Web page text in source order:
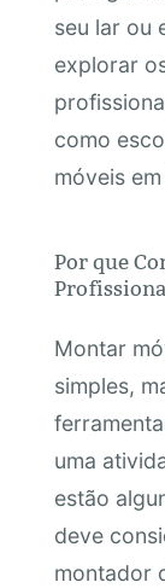
seu lar ou
explorar
como
móveis
Por que
Montar
simples,
uma
estão
deve
montador